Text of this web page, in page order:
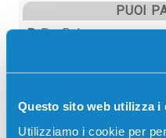
Questo sito web utilizza i
Utilizziamo i cookie per
PUOI
PayPal
Bonifico bancario